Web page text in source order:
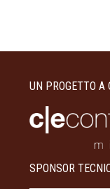
UN PROGETTO A
SPONSOR